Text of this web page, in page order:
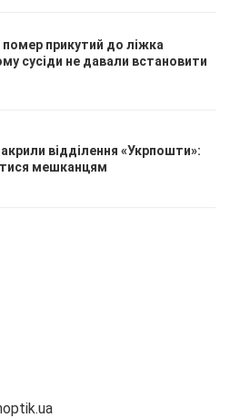
прикутий до ліжка
сусіди не давали встановити
відділення «Укрпошти»:
мешканцям